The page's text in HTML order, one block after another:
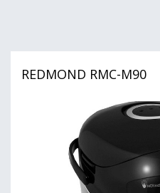
REDMOND RMC-M90